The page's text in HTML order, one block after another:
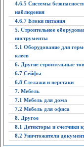
4.6.5 Системы
наблюдения
4.6.7 Блоки питания
5. Строительное
инструменты
5.1 Оборудование для
клеев
6. Другие строительные
6.7 Сейфы
6.8 Стелажи и верстаки
7. Мебель
7.1 Мебель для дома
7.2 Мебель для офиса
8. Другое
8.1 Детекторы и счетчики
8.2 Уничтожители